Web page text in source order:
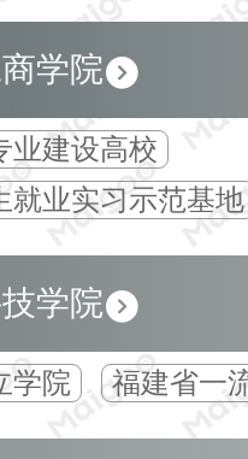
学院
业建设高校
就业实习示范基地
学院
学院 福建省一